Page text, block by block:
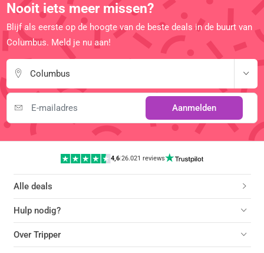
Nooit iets meer missen?
Blijf als eerste op de hoogte van de beste deals in de buurt van
Columbus. Meld je nu aan!
Columbus
Aanmelden
4,6|26.021 reviews
Alle deals
Hulp nodig?
Over Tripper